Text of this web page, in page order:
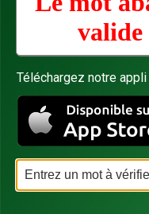
valide
Téléchargez notre